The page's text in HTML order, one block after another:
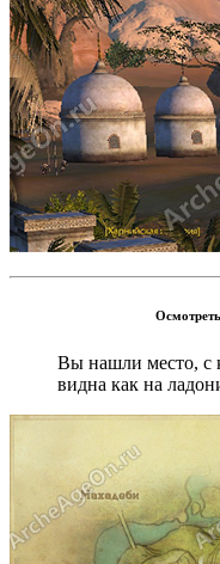
Вы нашли место, с
видна как на